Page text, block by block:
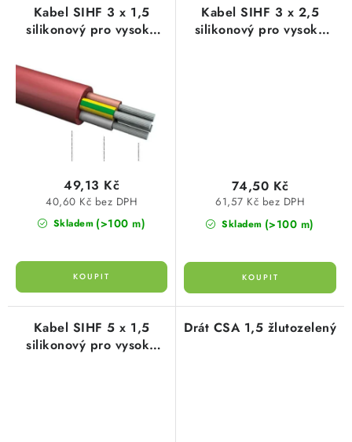
Otevírací doba výdejny
Obchodní podmínky
Ochrana osobních údajů
Moje objednávka
Kabel SIHF 3 x 1,5
silikonový pro vysoké
Skladem (>100 m)
40,60 Kč bez DPH
49,13 Kč
Kabel SIHF 3 x 2,5
silikonový pro vysoké
Skladem (>100 m)
61,57 Kč bez DPH
74,50 Kč
Kabel SIHF 5 x 1,5
silikonový pro vysoké
Drát CSA 1,5 žlutozelený